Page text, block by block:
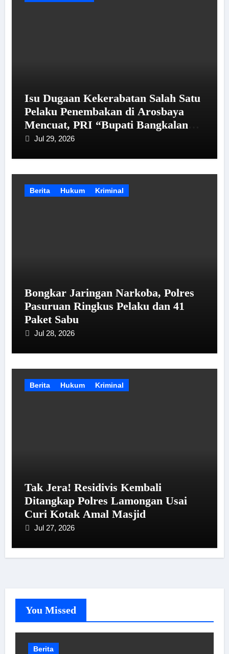
Isu Dugaan Kekerabatan Salah Satu
Pelaku Penembakan di Arosbaya
Mencuat, PRI “Bupati Bangkalan
Perlu Berikan Penjelasan kepada
Jul 29, 2026
Berita Hukum Kriminal
Bongkar Jaringan Narkoba, Polres
Pasuruan Ringkus Pelaku dan 41
Paket Sabu
Jul 28, 2026
Berita Hukum Kriminal
Tak Jera! Residivis Kembali
Ditangkap Polres Lamongan Usai
Curi Kotak Amal Masjid
Jul 27, 2026
You Missed
Berita